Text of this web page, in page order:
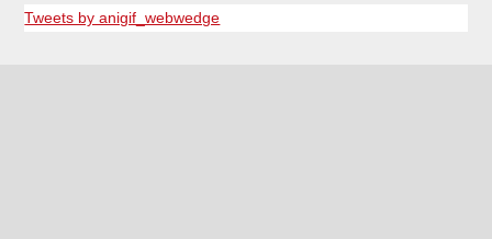
Tweets by anigif_webwedge